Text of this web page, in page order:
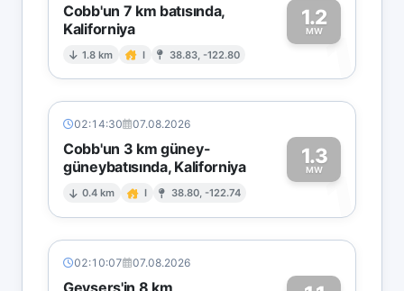
Cobb'un 7 km batısında,
Kaliforniya
1.8 km I 38.83, -122.80
1.2
MW1
02:14:30 07.08.2026
Cobb'un 3 km güney-
güneybatısında, Kaliforniya
0.4 km I 38.80, -122.74
1.3
MW1
02:10:07 07.08.2026
Geysers'in 8 km